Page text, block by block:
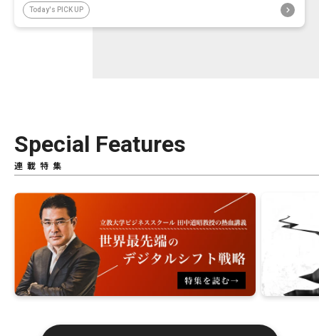
Today's PICK UP
Special Features
連載特集